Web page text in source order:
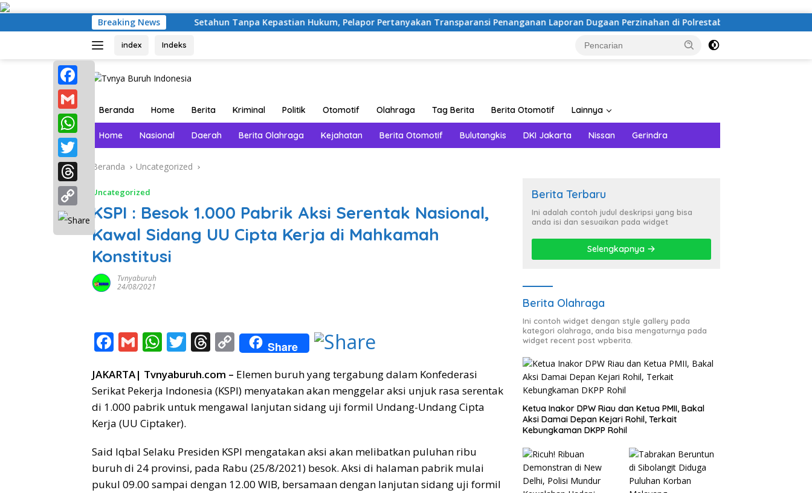
Langsung
konten
Breaking NewsSetahun Tanpa Kepastian Hukum, Pelapor Pertanyakan Transparansi Penanganan Laporan Dugaan Perzinahan di Polrestabes Medan
index Indeks
Beranda Home Berita Kriminal Politik Otomotif Olahraga Tag Berita Berita Otomotif Lainnya
Home Nasional Daerah Berita Olahraga Kejahatan Berita Otomotif Bulutangkis DKI Jakarta Nissan Gerindra
Beranda Uncategorized
Uncategorized
KSPI : Besok 1.000 Pabrik Aksi Serentak Nasional,
Kawal Sidang UU Cipta Kerja di Mahkamah
Konstitusi
Tvnyaburuh
24/08/2021
F
e
b
o
k
G
ai
l
W
at
s
A
p
T
itt
er
T
re
a
d
C
o
p
y
Li
k
Share
JAKARTA| Tvnyaburuh.com – Elemen buruh yang tergabung dalam Konfederasi
Serikat Pekerja Indonesia (KSPI) menyatakan akan menggelar aksi unjuk rasa serentak
di 1.000 pabrik untuk mengawal lanjutan sidang uji formil Undang-Undang Cipta
Kerja (UU Ciptaker).
Said Iqbal Selaku Presiden KSPI mengatakan aksi akan melibatkan puluhan ribu
buruh di 24 provinsi, pada Rabu (25/8/2021) besok. Aksi di halaman pabrik mulai
pukul 09.00 sampai dengan 12.00 WIB, bersamaan dengan lanjutan sidang uji formil
F
a
c
e
b
o
o
G
m
a
W
h
a
s
A
T
w
i
t
T
h
C
o
Berita Terbaru
Ini adalah contoh judul deskripsi yang bisa
anda isi dan sesuaikan pada widget
Selengkapnya
Berita Olahraga
Ini contoh widget dengan style gallery pada
kategori olahraga, anda bisa mengaturnya pada
widget recent post wpberita.
Ketua Inakor DPW Riau dan Ketua PMII, Bakal
Aksi Damai Depan Kejari Rohil, Terkait
Kebungkaman DKPP Rohil